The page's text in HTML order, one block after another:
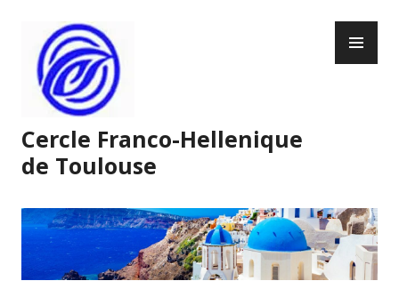
content
Cercle Franco-Hellenique
de Toulouse